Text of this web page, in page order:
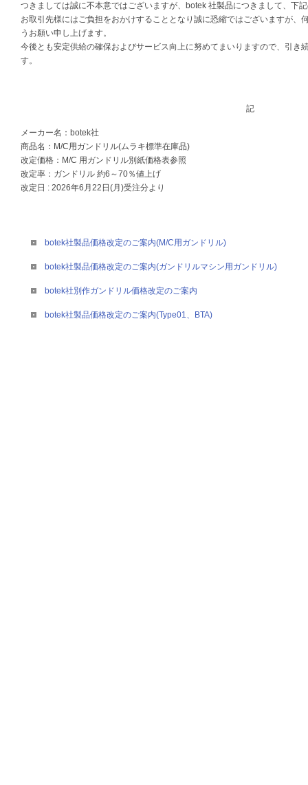
つきましては誠に不本意ではございますが、botek 社製品につきまして、下
お取引先様にはご負担をおかけすることとなり誠に恐縮ではございますが、
うお願い申し上げます。
今後とも安定供給の確保およびサービス向上に努めてまいりますので、引き
す。
記
メーカー名：botek社
商品名：M/C用ガンドリル(ムラキ標準在庫品)
改定価格：M/C 用ガンドリル別紙価格表参照
改定率：ガンドリル 約6～70％値上げ
改定日 : 2026年6月22日(月)受注分より
botek社製品価格改定のご案内(M/C用ガンドリル)
botek社製品価格改定のご案内(ガンドリルマシン用ガンドリル)
botek社別作ガンドリル価格改定のご案内
botek社製品価格改定のご案内(Type01、BTA)